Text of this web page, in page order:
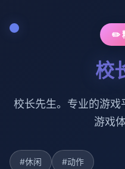
✏️
校
校长先生。专业的游
游戏
#休闲 #动作